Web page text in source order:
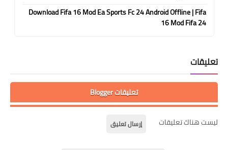
Download Fifa 16 Mod Ea Sports Fc 24 Android Offline | Fifa
16 Mod Fifa 24
تعليقات
تعليقات Blogger
ليست هناك تعليقات إرسال تعليق